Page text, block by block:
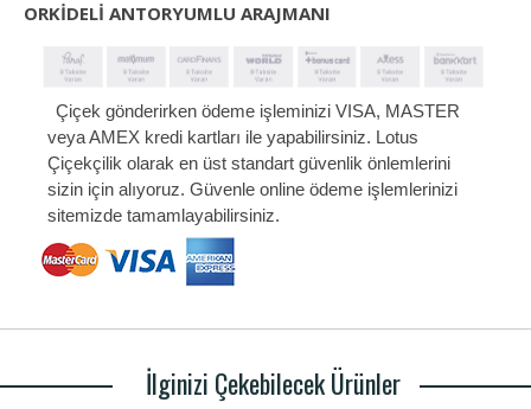
ORKİDELİ ANTORYUMLU ARAJMANI
Çiçek gönderirken ödeme işleminizi VISA, MASTER
veya AMEX kredi kartları ile yapabilirsiniz. Lotus
Çiçekçilik olarak en üst standart güvenlik önlemlerini
sizin için alıyoruz. Güvenle online ödeme işlemlerinizi
sitemizde tamamlayabilirsiniz.
İlginizi Çekebilecek Ürünler